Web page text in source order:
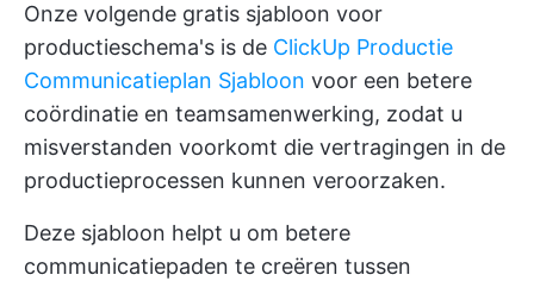
Onze volgende gratis sjabloon voor
productieschema's is de ClickUp Productie
Communicatieplan Sjabloon voor een betere
coördinatie en teamsamenwerking, zodat u
misverstanden voorkomt die vertragingen in de
productieprocessen kunnen veroorzaken.
Deze sjabloon helpt u om betere
communicatiepaden te creëren tussen